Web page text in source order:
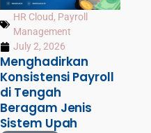
HR Cloud, Payroll
Management
July 2, 2026
Menghadirkan
Konsistensi Payroll
di Tengah
Beragam Jenis
Sistem Upah